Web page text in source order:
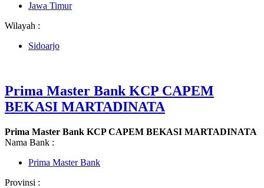
Jawa Timur
Wilayah :
Sidoarjo
Prima Master Bank KCP CAPEM
BEKASI MARTADINATA
Prima Master Bank KCP CAPEM BEKASI MARTADINATA
Nama Bank :
Prima Master Bank
Provinsi :